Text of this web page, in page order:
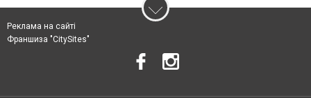
Реклама на сайті
Франшиза "CitySites"